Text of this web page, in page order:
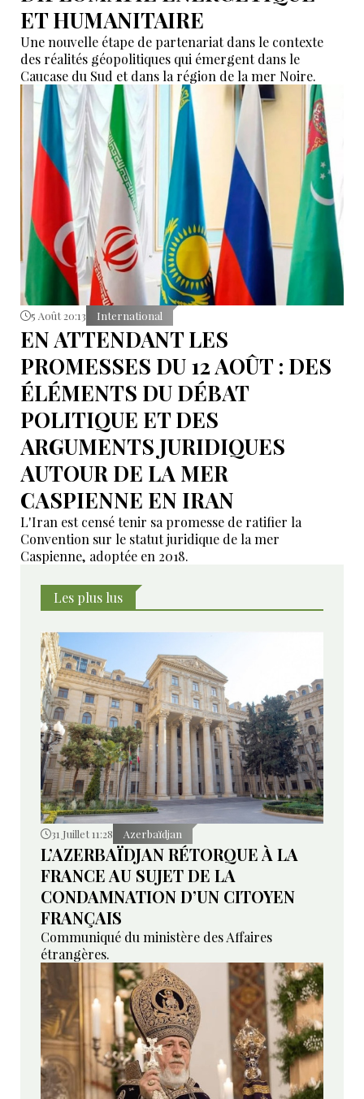
ET HUMANITAIRE
Une nouvelle étape de partenariat dans le contexte
des réalités géopolitiques qui émergent dans le
Caucase du Sud et dans la région de la mer Noire.
5 Août 20:13 International
EN ATTENDANT LES
PROMESSES DU 12 AOÛT : DES
ÉLÉMENTS DU DÉBAT
POLITIQUE ET DES
ARGUMENTS JURIDIQUES
AUTOUR DE LA MER
CASPIENNE EN IRAN
L'Iran est censé tenir sa promesse de ratifier la
Convention sur le statut juridique de la mer
Caspienne, adoptée en 2018.
Les plus lus
31 Juillet 11:28 Azerbaïdjan
L’AZERBAÏDJAN RÉTORQUE À LA
FRANCE AU SUJET DE LA
CONDAMNATION D’UN CITOYEN
FRANÇAIS
Communiqué du ministère des Affaires
étrangères.